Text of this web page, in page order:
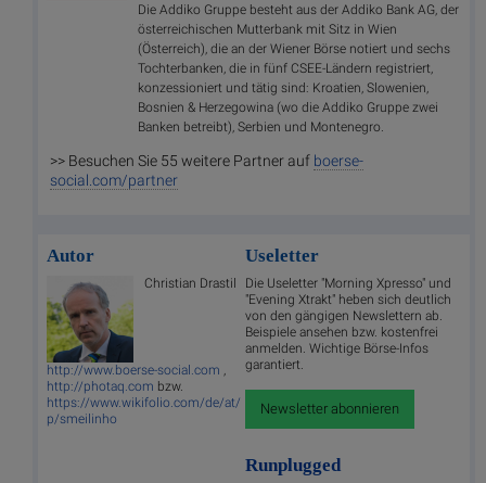
Die Addiko Gruppe besteht aus der Addiko Bank AG, der
österreichischen Mutterbank mit Sitz in Wien
(Österreich), die an der Wiener Börse notiert und sechs
Tochterbanken, die in fünf CSEE-Ländern registriert,
konzessioniert und tätig sind: Kroatien, Slowenien,
Bosnien & Herzegowina (wo die Addiko Gruppe zwei
Banken betreibt), Serbien und Montenegro.
>> Besuchen Sie 55 weitere Partner auf boerse-
social.com/partner
Autor
Christian Drastil
http://www.boerse-social.com ,
http://photaq.com bzw.
https://www.wikifolio.com/de/at/
p/smeilinho
Useletter
Die Useletter "Morning Xpresso" und
"Evening Xtrakt" heben sich deutlich
von den gängigen Newslettern ab.
Beispiele ansehen bzw. kostenfrei
anmelden. Wichtige Börse-Infos
garantiert.
Newsletter abonnieren
Runplugged